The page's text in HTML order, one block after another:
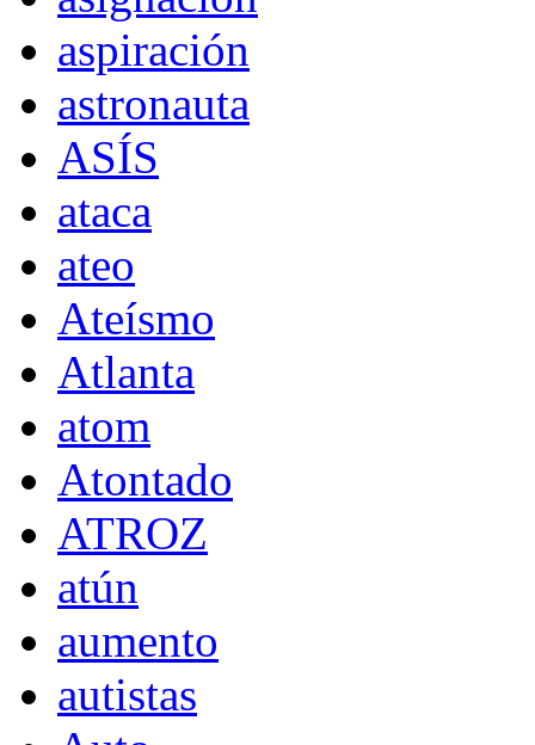
aspiración
astronauta
ASÍS
ataca
ateo
Ateísmo
Atlanta
atom
Atontado
ATROZ
atún
aumento
autistas